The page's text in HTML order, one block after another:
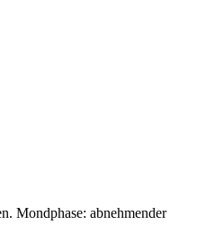
Mondphase: abnehmender